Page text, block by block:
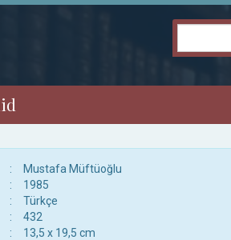
:
Mustafa Müftüoğlu
:
1985
:
Türkçe
:
432
:
13,5 x 19,5 cm